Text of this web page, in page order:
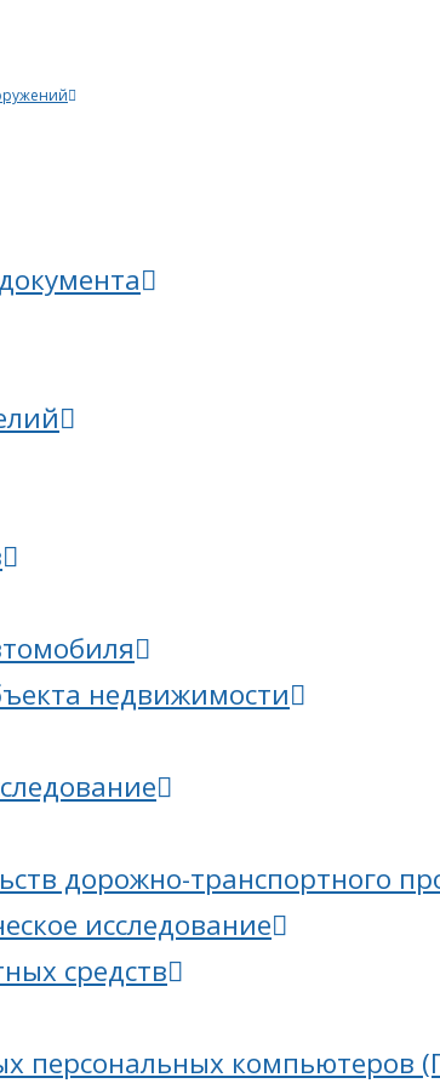
недвижимости
дорожно-транспортного
исследование
средств
персональных компьютеров